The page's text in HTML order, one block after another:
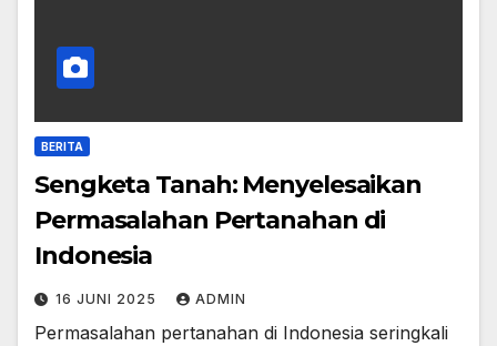
BERITA
Sengketa Tanah: Menyelesaikan
Permasalahan Pertanahan di
Indonesia
16 JUNI 2025 ADMIN
Permasalahan pertanahan di Indonesia seringkali